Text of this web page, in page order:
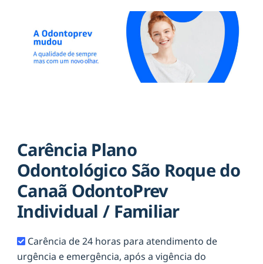
Carência Plano
Odontológico São Roque do
Canaã OdontoPrev
Individual / Familiar
Carência de 24 horas para atendimento de
urgência e emergência, após a vigência do